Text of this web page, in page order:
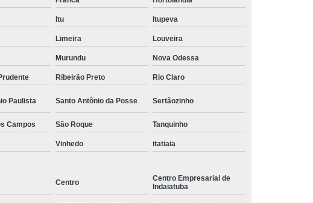
fornecedor de etiquetas coloridas adesivas Jardim
Paulista II
Morumbi
etiquetas coloridas adesivas à venda Jardim Campo
Belo
fornecedor de etiqueta colorida Dic VI
Itu Itupeva
Limeira Louveira
Murundu Nova Odessa
Ribeirão Preto Rio Claro
Paulista Santo Antônio da Posse Sertãozinho
Campos São Roque Tanquinho
Vinhedo itatiaia
Centro
Centro Empresarial de
Indaiatuba